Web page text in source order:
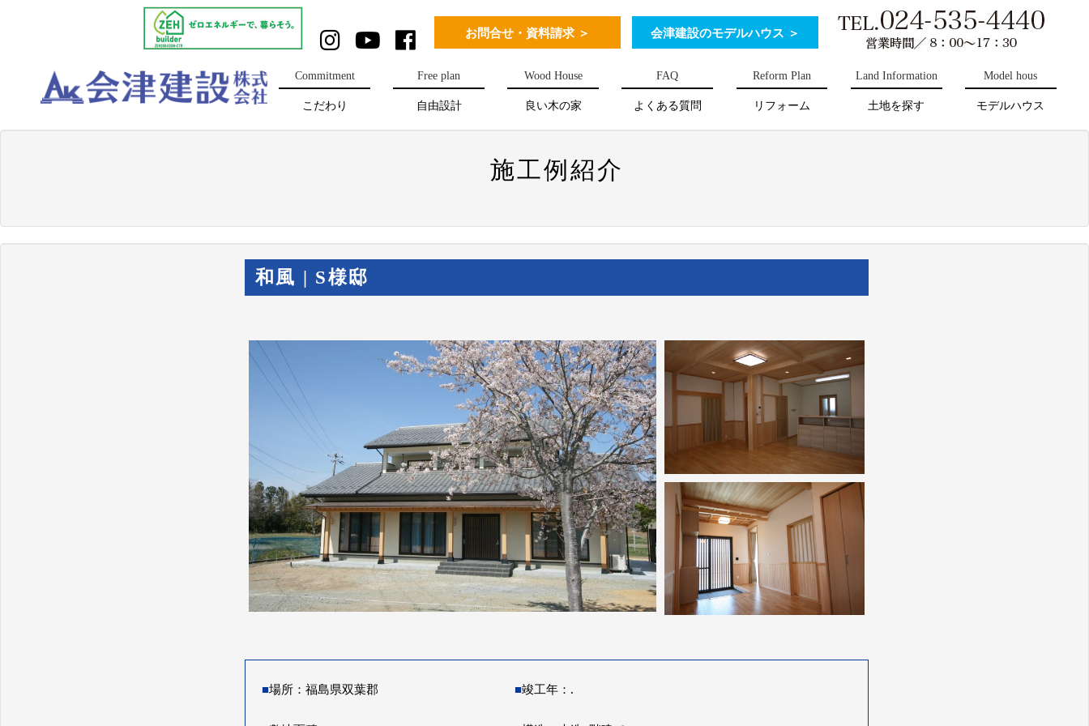
お問合せ・資料請求 ＞ 会津建設のモデルハウス ＞
Commitment
こだわり
Free plan
自由設計
Wood House
良い木の家
FAQ
よくある質問
Reform Plan
リフォーム
Land Information
土地を探す
Model hous
モデルハウス
施工例紹介
和風 | S様邸
■場所：福島県双葉郡 ■竣工年：.